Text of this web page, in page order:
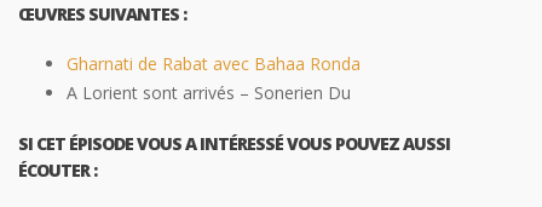
ŒUVRES SUIVANTES :
Gharnati de Rabat avec Bahaa Ronda
A Lorient sont arrivés – Sonerien Du
SI CET ÉPISODE VOUS A INTÉRESSÉ VOUS POUVEZ AUSSI
ÉCOUTER :